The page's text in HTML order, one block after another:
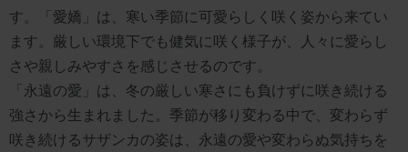
す。「愛嬌」は、寒い季節に可愛らしく咲く姿から来てい
ます。厳しい環境下でも健気に咲く様子が、人々に愛らし
さや親しみやすさを感じさせるのです。
「永遠の愛」は、冬の厳しい寒さにも負けずに咲き続ける
強さから生まれました。季節が移り変わる中で、変わらず
咲き続けるサザンカの姿は、永遠の愛や変わらぬ気持ちを